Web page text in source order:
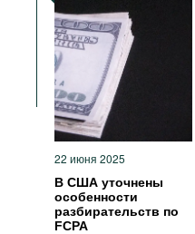
22 июня 2025
В США уточнены
особенности
разбирательств по
FCPA